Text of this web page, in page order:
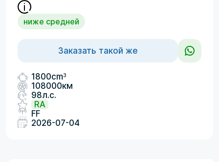
ниже средней
Заказать такой же
1800cm3
108000км
98л.с.
RA
FF
2026-07-04